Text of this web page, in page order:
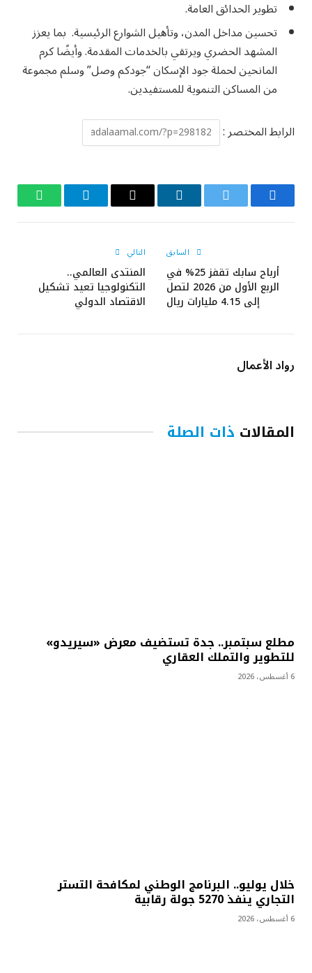
تطوير الحدائق العامة.
تحسين مداخل المدن، وتأهيل الشوارع الرئيسية. بما يعزز
المشهد الحضري ويرتقي بالخدمات المقدمة. وأيضًا كرم
المانحين لحملة جود الإسكان “جودكم وصل” وسلم مجموعة
من المساكن التنموية للمستفيدين.
الرابط المختصر :
فيسبوك تويتر لينكدإن
البريد
تيلقرام واتساب
السابق
أرباح سابك تقفز 25% في
الربع الأول من 2026 لتصل
إلى 4.15 مليارات ريال
التالي
المنتدى العالمي..
التكنولوجيا تعيد تشكيل
الاقتصاد الدولي
رواد الأعمال
المقالات ذات الصلة
مطلع سبتمبر.. جدة تستضيف معرض «سيريدو»
للتطوير والتملك العقاري
6 أغسطس، 2026
خلال يوليو.. البرنامج الوطني لمكافحة التستر
التجاري ينفذ 5270 جولة رقابية
6 أغسطس، 2026